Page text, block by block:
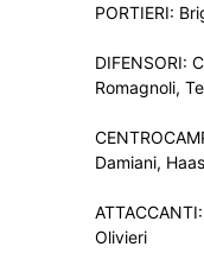
PORTIERI:
DIFENSORI:
Romagnoli,
Damiani,
Olivieri